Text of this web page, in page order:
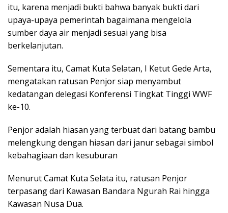
itu, karena menjadi bukti bahwa banyak bukti dari
upaya-upaya pemerintah bagaimana mengelola
sumber daya air menjadi sesuai yang bisa
berkelanjutan.
Sementara itu, Camat Kuta Selatan, I Ketut Gede Arta,
mengatakan ratusan Penjor siap menyambut
kedatangan delegasi Konferensi Tingkat Tinggi WWF
ke-10.
Penjor adalah hiasan yang terbuat dari batang bambu
melengkung dengan hiasan dari janur sebagai simbol
kebahagiaan dan kesuburan
Menurut Camat Kuta Selata itu, ratusan Penjor
terpasang dari Kawasan Bandara Ngurah Rai hingga
Kawasan Nusa Dua.